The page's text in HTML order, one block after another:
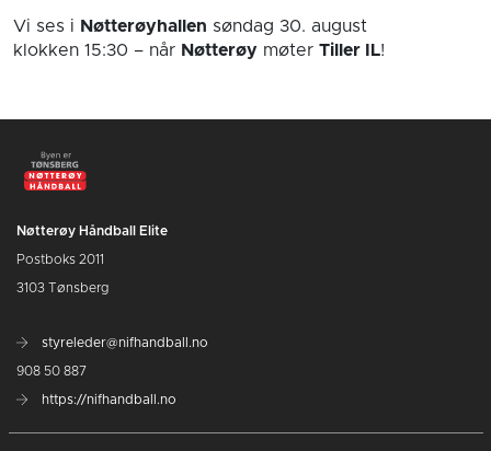
Vi ses i Nøtterøyhallen søndag 30. august
klokken 15:30 – når Nøtterøy møter Tiller IL!
Nøtterøy Håndball Elite
Postboks 2011
3103 Tønsberg
styreleder@nifhandball.no
908 50 887
https://nifhandball.no